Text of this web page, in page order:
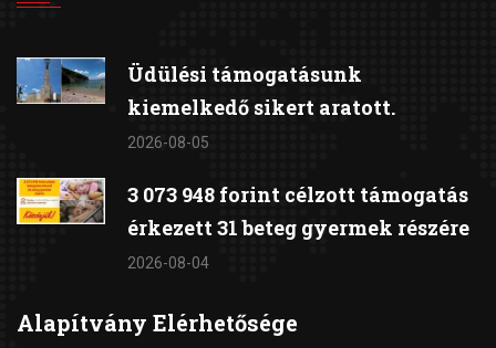
Üdülési támogatásunk
kiemelkedő sikert aratott.
2026-08-05
3 073 948 forint célzott támogatás
érkezett 31 beteg gyermek részére
2026-08-04
Alapítvány Elérhetősége